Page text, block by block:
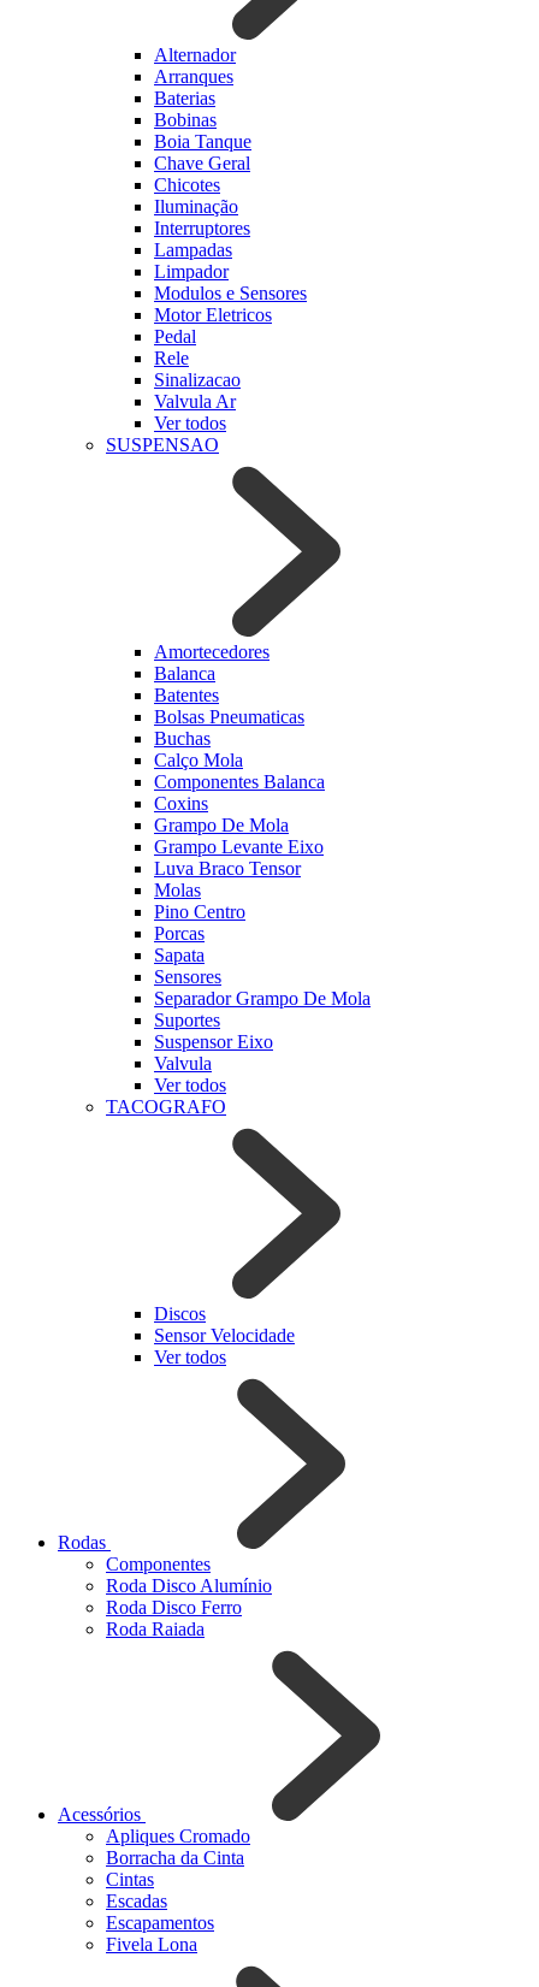
Alternador
Arranques
Baterias
Bobinas
Boia Tanque
Chave Geral
Chicotes
Iluminação
Interruptores
Lampadas
Limpador
Modulos e Sensores
Motor Eletricos
Pedal
Rele
Sinalizacao
Valvula Ar
Ver todos
SUSPENSAO
Amortecedores
Balanca
Batentes
Bolsas Pneumaticas
Buchas
Calço Mola
Componentes Balanca
Coxins
Grampo De Mola
Grampo Levante Eixo
Luva Braco Tensor
Molas
Pino Centro
Porcas
Sapata
Sensores
Separador Grampo De Mola
Suportes
Suspensor Eixo
Valvula
Ver todos
TACOGRAFO
Discos
Sensor Velocidade
Ver todos
Rodas
Componentes
Roda Disco Alumínio
Roda Disco Ferro
Roda Raiada
Acessórios
Apliques Cromado
Borracha da Cinta
Cintas
Escadas
Escapamentos
Fivela Lona